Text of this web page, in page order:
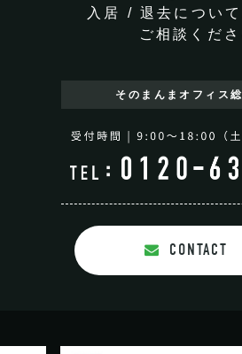
入居 / 退去につい
ご相談くださ
そのまんまオフィス
CONTACT